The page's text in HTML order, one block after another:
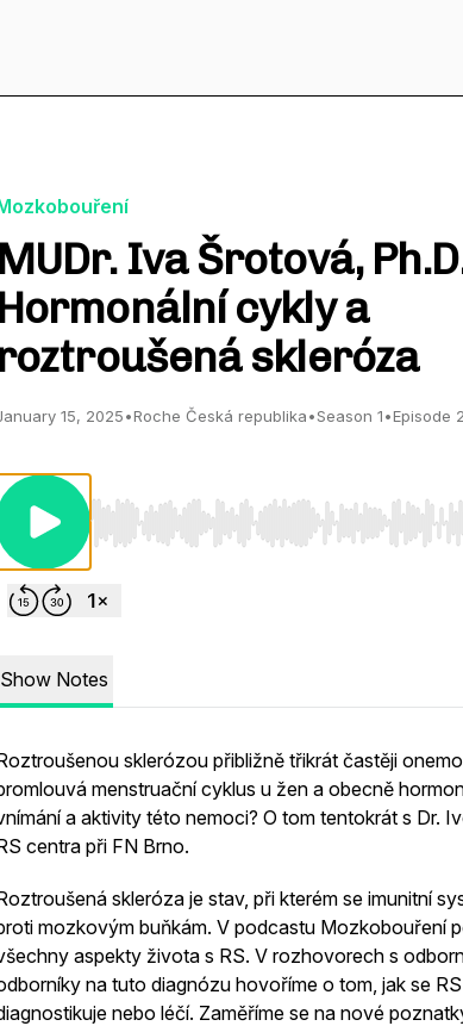
MUDr. Iva Šrotová,
Hormonální cykly a
roztroušená skleróza
15, 2025•Roche Česká republika•Season 1•Episode
Use Left/Right to seek, Home/End to
Show Notes
sklerózou přibližně třikrát častěji
menstruační cyklus u žen a obecně
a aktivity této nemoci? O tom tentokrát s Dr.
centra při FN Brno.
skleróza je stav, při kterém se imunitní
mozkovým buňkám. V podcastu Mozkobouření
aspekty života s RS. V rozhovorech s
na tuto diagnózu hovoříme o tom, jak se
nebo léčí. Zaměříme se na nové